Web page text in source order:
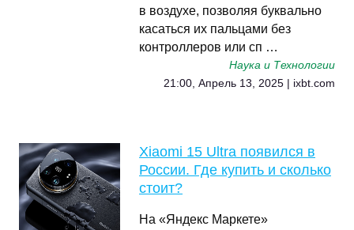
в воздухе, позволяя буквально
касаться их пальцами без
контроллеров или сп …
Наука и Технологии
21:00, Апрель 13, 2025 | ixbt.com
Xiaomi 15 Ultra появился в
России. Где купить и сколько
стоит?
На «Яндекс Маркете»